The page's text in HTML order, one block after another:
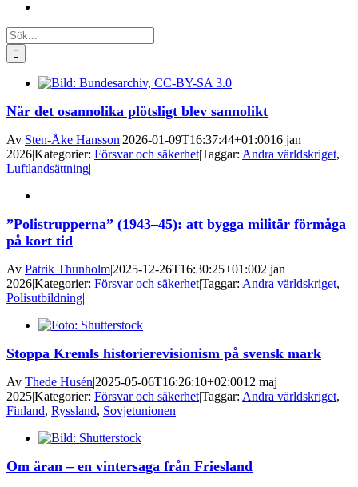
Sök
efter:
När det osannolika plötsligt blev sannolikt
Av Sten-Åke Hansson|2026-01-09T16:37:44+01:0016 jan
2026|Kategorier: Försvar och säkerhet|Taggar: Andra världskriget,
Luftlandsättning|
”Polistrupperna” (1943–45): att bygga militär förmåga
på kort tid
Av Patrik Thunholm|2025-12-26T16:30:25+01:002 jan
2026|Kategorier: Försvar och säkerhet|Taggar: Andra världskriget,
Polisutbildning|
Stoppa Kremls historierevisionism på svensk mark
Av Thede Husén|2025-05-06T16:26:10+02:0012 maj
2025|Kategorier: Försvar och säkerhet|Taggar: Andra världskriget,
Finland, Ryssland, Sovjetunionen|
Om äran – en vintersaga från Friesland